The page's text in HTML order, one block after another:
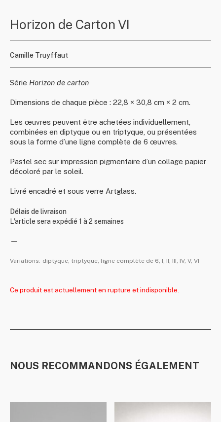
Horizon de Carton VI
Camille Truyffaut
Série Horizon de carton
Dimensions de chaque pièce : 22,8 × 30,8 cm × 2 cm.
Les œuvres peuvent être achetées individuellement,
combinées en diptyque ou en triptyque, ou présentées
sous la forme d’une ligne complète de 6 œuvres.
Pastel sec sur impression pigmentaire d’un collage papier
décoloré par le soleil.
Livré encadré et sous verre Artglass.
Délais de livraison
L'article sera expédié 1 à 2 semaines
—
Variations: diptyque, triptyque, ligne complète de 6, I, II, III, IV, V, VI
Ce produit est actuellement en rupture et indisponible.
NOUS RECOMMANDONS ÉGALEMENT